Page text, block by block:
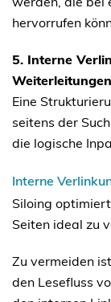
hervorrufen
5. Interne
Weiterleitungen
Eine
seitens der
die logische
Interne
Siloing
Seiten ideal zu
Zu vermeiden
den Lesefluss